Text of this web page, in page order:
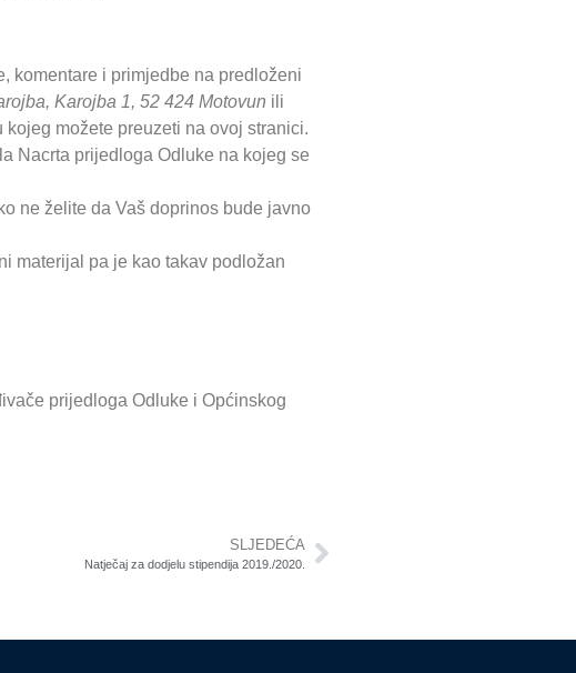
komentare i primjedbe na predloženi
Karojba 1, 52 424 Motovun ili
možete preuzeti na ovoj stranici.
Nacrta prijedloga Odluke na kojeg se
ne želite da Vaš doprinos bude javno
materijal pa je kao takav podložan
prijedloga Odluke i Općinskog
SLJEDEĆA
Natječaj za dodjelu stipendija 2019./2020.